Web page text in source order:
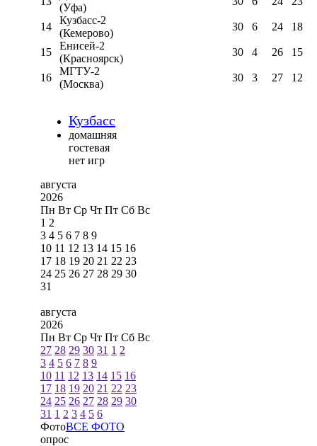
(Уфа)
14
Кузбасс-2
(Кемерово)
30 6 24 18
15
Енисей-2
(Красноярск)
30 4 26 15
16
МГТУ-2
(Москва)
30 3 27 12
Кузбасс
домашняя
гостевая
нет игр
августа
2026
Пн Вт Ср Чт Пт Сб Вс
1 2
3 4 5 6 7 8 9
10 11 12 13 14 15 16
17 18 19 20 21 22 23
24 25 26 27 28 29 30
31
августа
2026
Пн Вт Ср Чт Пт Сб Вс
27 28 29 30 31 1 2
3 4 5 6 7 8 9
10 11 12 13 14 15 16
17 18 19 20 21 22 23
24 25 26 27 28 29 30
31 1 2 3 4 5 6
ФотоВСЕ ФОТО
опрос